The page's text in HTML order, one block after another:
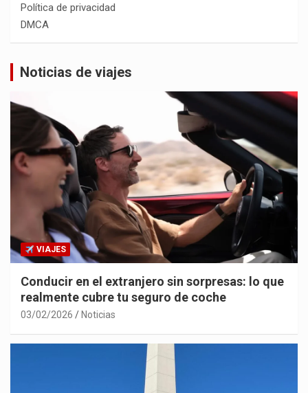
Política de privacidad
DMCA
Noticias de viajes
VIAJES
Conducir en el extranjero sin sorpresas: lo que
realmente cubre tu seguro de coche
03/02/2026 Noticias